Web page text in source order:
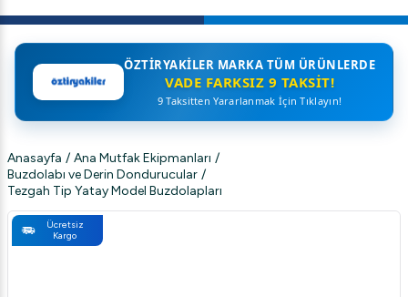
ÖZTIRYAKILER MARKA TÜM ÜRÜNLERDE
VADE FARKSIZ 9 TAKSIT!
9 Taksitten Yararlanmak İçin Tıklayın!
Anasayfa / Ana Mutfak Ekipmanları /
Buzdolabı ve Derin Dondurucular /
Tezgah Tip Yatay Model Buzdolapları
Ücretsiz
Kargo